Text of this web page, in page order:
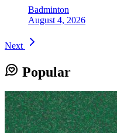
Badminton
August 4, 2026
Next
Popular